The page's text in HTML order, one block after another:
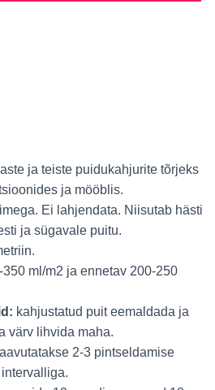
ja teiste puidukahjurite tõrjeks
ja mööblis.
Ei lahjendata. Niisutab hästi
ja sügavale puitu.
350 ml/m2 ja ennetav 200-250
kahjustatud puit eemaldada ja
värv lihvida maha.
2-3 pintseldamise